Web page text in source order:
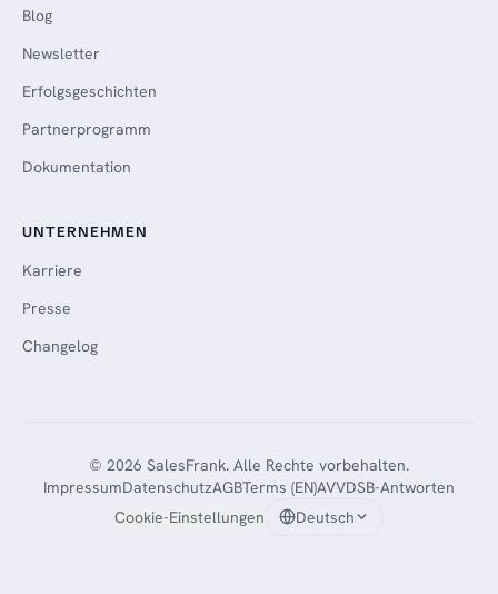
Blog
Newsletter
Erfolgsgeschichten
Partnerprogramm
Dokumentation
UNTERNEHMEN
Karriere
Presse
Changelog
© 2026 SalesFrank. Alle Rechte vorbehalten.
ImpressumDatenschutzAGBTerms (EN)AVVDSB-Antworten
Cookie-Einstellungen
Deutsch